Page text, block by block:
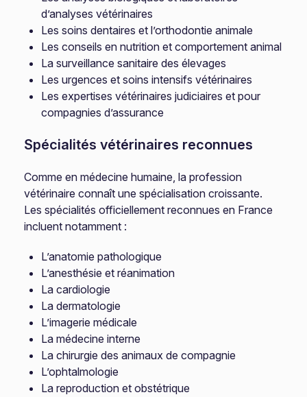
d’analyses vétérinaires
Les soins dentaires et l’orthodontie animale
Les conseils en nutrition et comportement animal
La surveillance sanitaire des élevages
Les urgences et soins intensifs vétérinaires
Les expertises vétérinaires judiciaires et pour
compagnies d’assurance
Spécialités vétérinaires reconnues
Comme en médecine humaine, la profession
vétérinaire connaît une spécialisation croissante.
Les spécialités officiellement reconnues en France
incluent notamment :
L’anatomie pathologique
L’anesthésie et réanimation
La cardiologie
La dermatologie
L’imagerie médicale
La médecine interne
La chirurgie des animaux de compagnie
L’ophtalmologie
La reproduction et obstétrique